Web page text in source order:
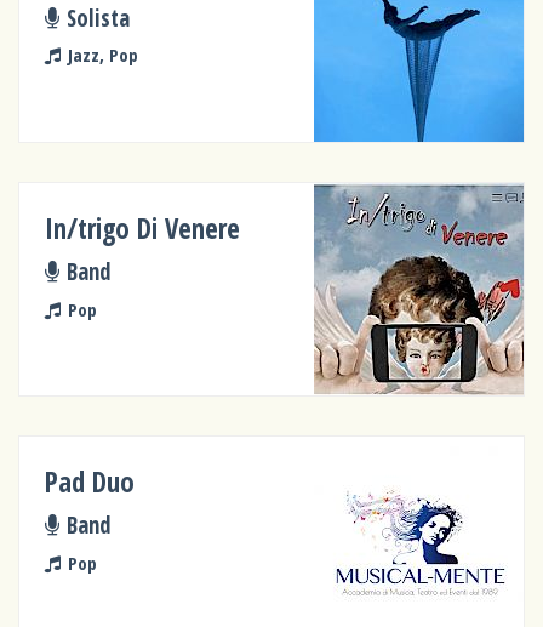
Solista
Jazz, Pop
In/trigo Di Venere
Band
Pop
Pad Duo
Band
Pop